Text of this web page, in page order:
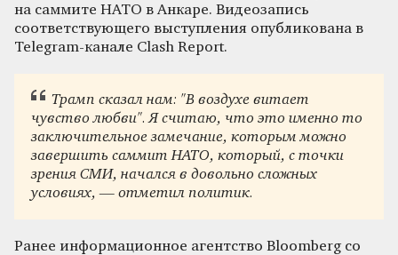
на саммите НАТО в Анкаре. Видеозапись
соответствующего выступления опубликована в
Telegram-канале Clash Report.
Трамп сказал нам: "В воздухе витает
чувство любви". Я считаю, что это именно то
заключительное замечание, которым можно
завершить саммит НАТО, который, с точки
зрения СМИ, начался в довольно сложных
условиях, — отметил политик.
Ранее информационное агентство Bloomberg со